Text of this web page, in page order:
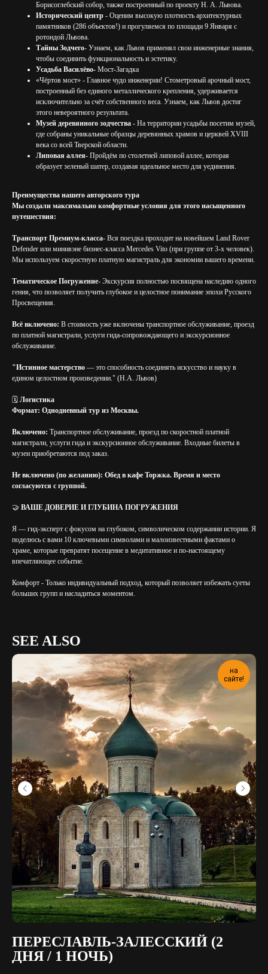
Борисоглебский собор, также построенный по проекту Н. А. Львова.
Исторический центр - Оценим высокую плотность архитектурных
памятников (286 объектов!) и прогуляемся по площади 9 Января с
ротондой Львова.
Тайны Зодчего- Узнаем, как Львов применял свои инженерные знания,
чтобы соединить функциональность и эстетику.
Усадьба Василёво- Мост-Загадка
«Чёртов мост» - Главное чудо инженерии! Стометровый арочный мост,
построенный без единого металлического крепления, удерживается
исключительно за счёт собственного веса. Узнаем, как Львов достиг
этого невероятного результата.
Музей деревянного зодчества - На территории усадьбы посетим музей,
где собраны уникальные образцы деревянных храмов и церквей XVIII
века со всей Тверской области.
Липовая аллея- Пройдём по столетней липовой аллее, которая
образует зеленый шатер, создавая идеальное место для уединения.
Преимущества нашего авторского тура
Мы создали максимально комфортные условия для этого насыщенного
путешествия:
Транспорт Премиум-класса- Вся поездка проходит на новейшем Land Rover
Defender или минивэне бизнес-класса Mercedes Vito (при группе от 3-х человек).
Мы используем скоростную платную магистраль для экономии вашего времени.
Тематическое Погружение- Экскурсия полностью посвящена наследию одного
гения, что позволяет получить глубокое и целостное понимание эпохи Русского
Просвещения.
Всё включено: В стоимость уже включены транспортное обслуживание, проезд
по платной магистрали, услуги гида-сопровождающего и экскурсионное
обслуживание.
"Истинное мастерство — это способность соединять искусство и науку в
едином целостном произведении." (Н.А. Львов)
🗓️ Логистика
Формат: Однодневный тур из Москвы.
Включено: Транспортное обслуживание, проезд по скоростной платной
магистрали, услуги гида и экскурсионное обслуживание. Входные билеты в
музеи приобретаются под заказ.
Не включено (по желанию): Обед в кафе Торжка. Время и место
согласуются с группой.
🤝 ВАШЕ ДОВЕРИЕ И ГЛУБИНА ПОГРУЖЕНИЯ
Я — гид-эксперт с фокусом на глубоком, символическом содержании истории. Я
поделюсь с вами 10 ключевыми символами и малоизвестными фактами о
храме, которые превратят посещение в медитативное и по-настоящему
впечатляющее событие.
Комфорт - Только индивидуальный подход, который позволяет избежать суеты
больших групп и насладиться моментом.
SEE ALSO
на
сайте!
ПЕРЕСЛАВЛЬ-ЗАЛЕССКИЙ (2
ДНЯ / 1 НОЧЬ)